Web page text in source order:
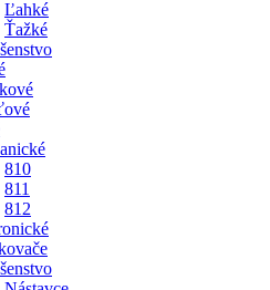
Ľahké
Ťažké
810
811
812